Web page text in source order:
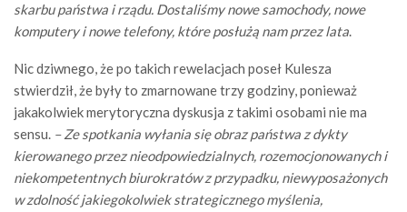
skarbu państwa i rządu. Dostaliśmy nowe samochody, nowe
komputery i nowe telefony, które posłużą nam przez lata.
Nic dziwnego, że po takich rewelacjach poseł Kulesza
stwierdził, że były to zmarnowane trzy godziny, ponieważ
jakakolwiek merytoryczna dyskusja z takimi osobami nie ma
sensu. – Ze spotkania wyłania się obraz państwa z dykty
kierowanego przez nieodpowiedzialnych, rozemocjonowanych i
niekompetentnych biurokratów z przypadku, niewyposażonych
w zdolność jakiegokolwiek strategicznego myślenia,